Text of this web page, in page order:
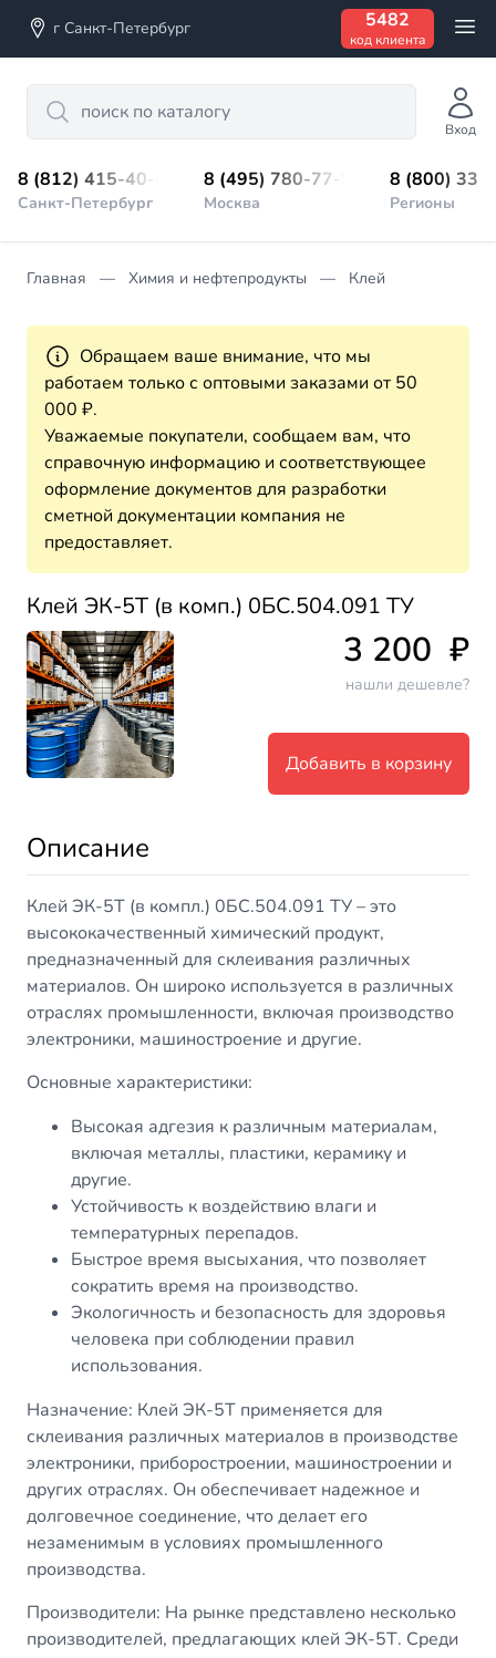
г Санкт-Петербург 5482
код клиента
Search
Вход
8 (812) 415-40-45
Санкт-Петербург
8 (495) 780-77-98
Москва
8 (800)
Регионы
Главная Химия и нефтепродукты Клей
Обращаем ваше внимание, что мы
работаем только с оптовыми заказами от 50
000 ₽.
Уважаемые покупатели, сообщаем вам, что
справочную информацию и соответствующее
оформление документов для разработки
сметной документации компания не
предоставляет.
Клей ЭК-5Т (в комп.) 0БС.504.091 ТУ
3 200 ₽
нашли дешевле?
Добавить в корзину
Описание
Клей ЭК-5Т (в компл.) 0БС.504.091 ТУ – это
высококачественный химический продукт,
предназначенный для склеивания различных
материалов. Он широко используется в различных
отраслях промышленности, включая производство
электроники, машиностроение и другие.
Основные характеристики:
Высокая адгезия к различным материалам,
включая металлы, пластики, керамику и
другие.
Устойчивость к воздействию влаги и
температурных перепадов.
Быстрое время высыхания, что позволяет
сократить время на производство.
Экологичность и безопасность для здоровья
человека при соблюдении правил
использования.
Назначение: Клей ЭК-5Т применяется для
склеивания различных материалов в производстве
электроники, приборостроении, машиностроении и
других отраслях. Он обеспечивает надежное и
долговечное соединение, что делает его
незаменимым в условиях промышленного
производства.
Производители: На рынке представлено несколько
производителей, предлагающих клей ЭК-5Т. Среди